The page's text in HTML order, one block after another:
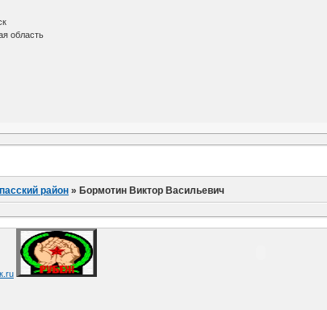
область
район »Бормотин Виктор Васильевич